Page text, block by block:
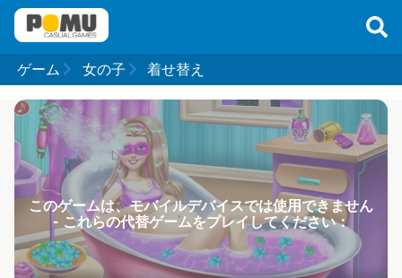
ゲーム 女の子 着せ替え
このゲームは、モバイルデバイスでは使用できません
- これらの代替ゲームをプレイしてください：